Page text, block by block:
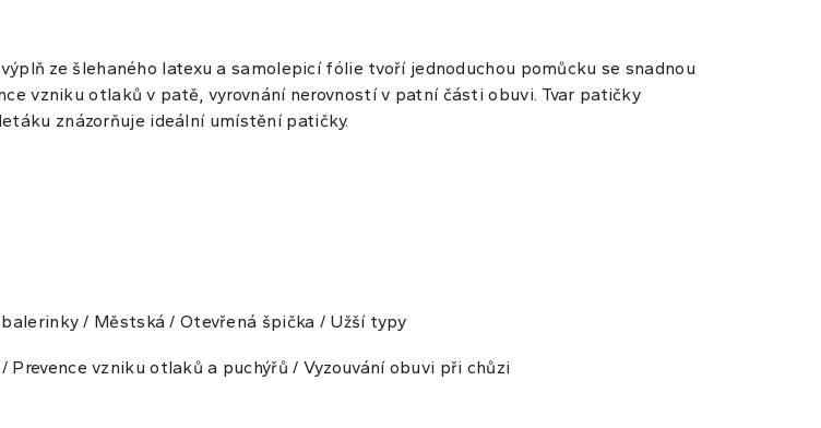
ze šlehaného latexu a samolepicí fólie tvoří jednoduchou pomůcku se snadnou
vzniku otlaků v patě, vyrovnání nerovností v patní části obuvi. Tvar patičky
znázorňuje ideální umístění patičky.
/ Městská / Otevřená špička / Užší typy
Prevence vzniku otlaků a puchýřů / Vyzouvání obuvi při chůzi